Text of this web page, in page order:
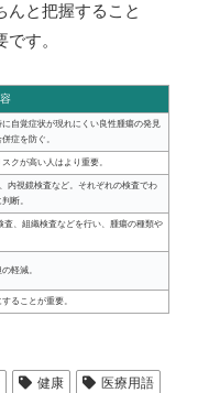
んと把握すること
す。
自覚症状が現れにくい良性腫瘍の発見
症を防ぐ。
クが高い人はより重要。
内視鏡検査など。それぞれの検査でわ
断。
、組織検査などを行い、腫瘍の種類や
軽減。
ることが重要。
健康
医療用語